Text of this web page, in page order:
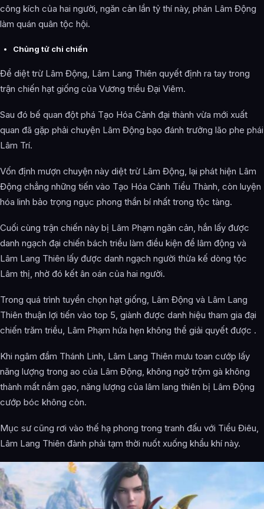
công kích của hai người, ngăn cản lần tỷ thí này, phán Lâm Động
làm quán quân tộc hội.
Chủng tử chi chiến
Để diệt trừ Lâm Động, Lâm Lang Thiên quyết định ra tay trong
trận chiến hạt giống của Vương triều Đại Viêm.
Sau đó bế quan đột phá Tạo Hóa Cảnh đại thành vừa mới xuất
quan đã gặp phải chuyện Lâm Động bạo đánh trưởng lão phe phái
Lâm Trí.
Vốn định mượn chuyện này diệt trừ Lâm Động, lại phát hiện Lâm
Động chẳng những tiến vào Tạo Hóa Cảnh Tiểu Thành, còn luyện
hóa linh bảo trọng ngục phong thần bí nhất trong tộc tàng.
Cuối cùng trận chiến này bị Lâm Phạm ngăn cản, hắn lấy được
danh ngạch đại chiến bách triều làm điều kiện để lâm động và
Lâm Lang Thiên lấy được danh ngạch người thừa kế dòng tộc
Lâm thị, nhờ đó kết ân oán của hai người.
Trong quá trình tuyển chọn hạt giống, Lâm Động và Lâm Lang
Thiên thuận lợi tiến vào top 5, giành được danh hiệu tham gia đại
chiến trăm triều, Lâm Phạm hứa hẹn không thể giải quyết được .
Khi ngâm đầm Thánh Linh, Lâm Lang Thiên mưu toan cướp lấy
năng lượng trong ao của Lâm Động, không ngờ trộm gà không
thành mất nắm gạo, năng lượng của lâm lang thiên bị Lâm Động
cướp bóc không còn.
Mục sư cũng rơi vào thế hạ phong trong tranh đấu với Tiểu Điêu,
Lâm Lang Thiên đành phải tạm thời nuốt xuống khẩu khí này.